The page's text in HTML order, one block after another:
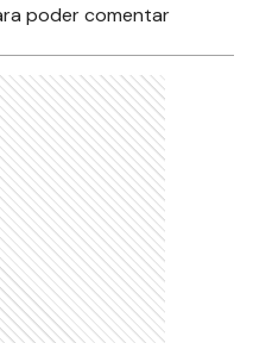
poder comentar